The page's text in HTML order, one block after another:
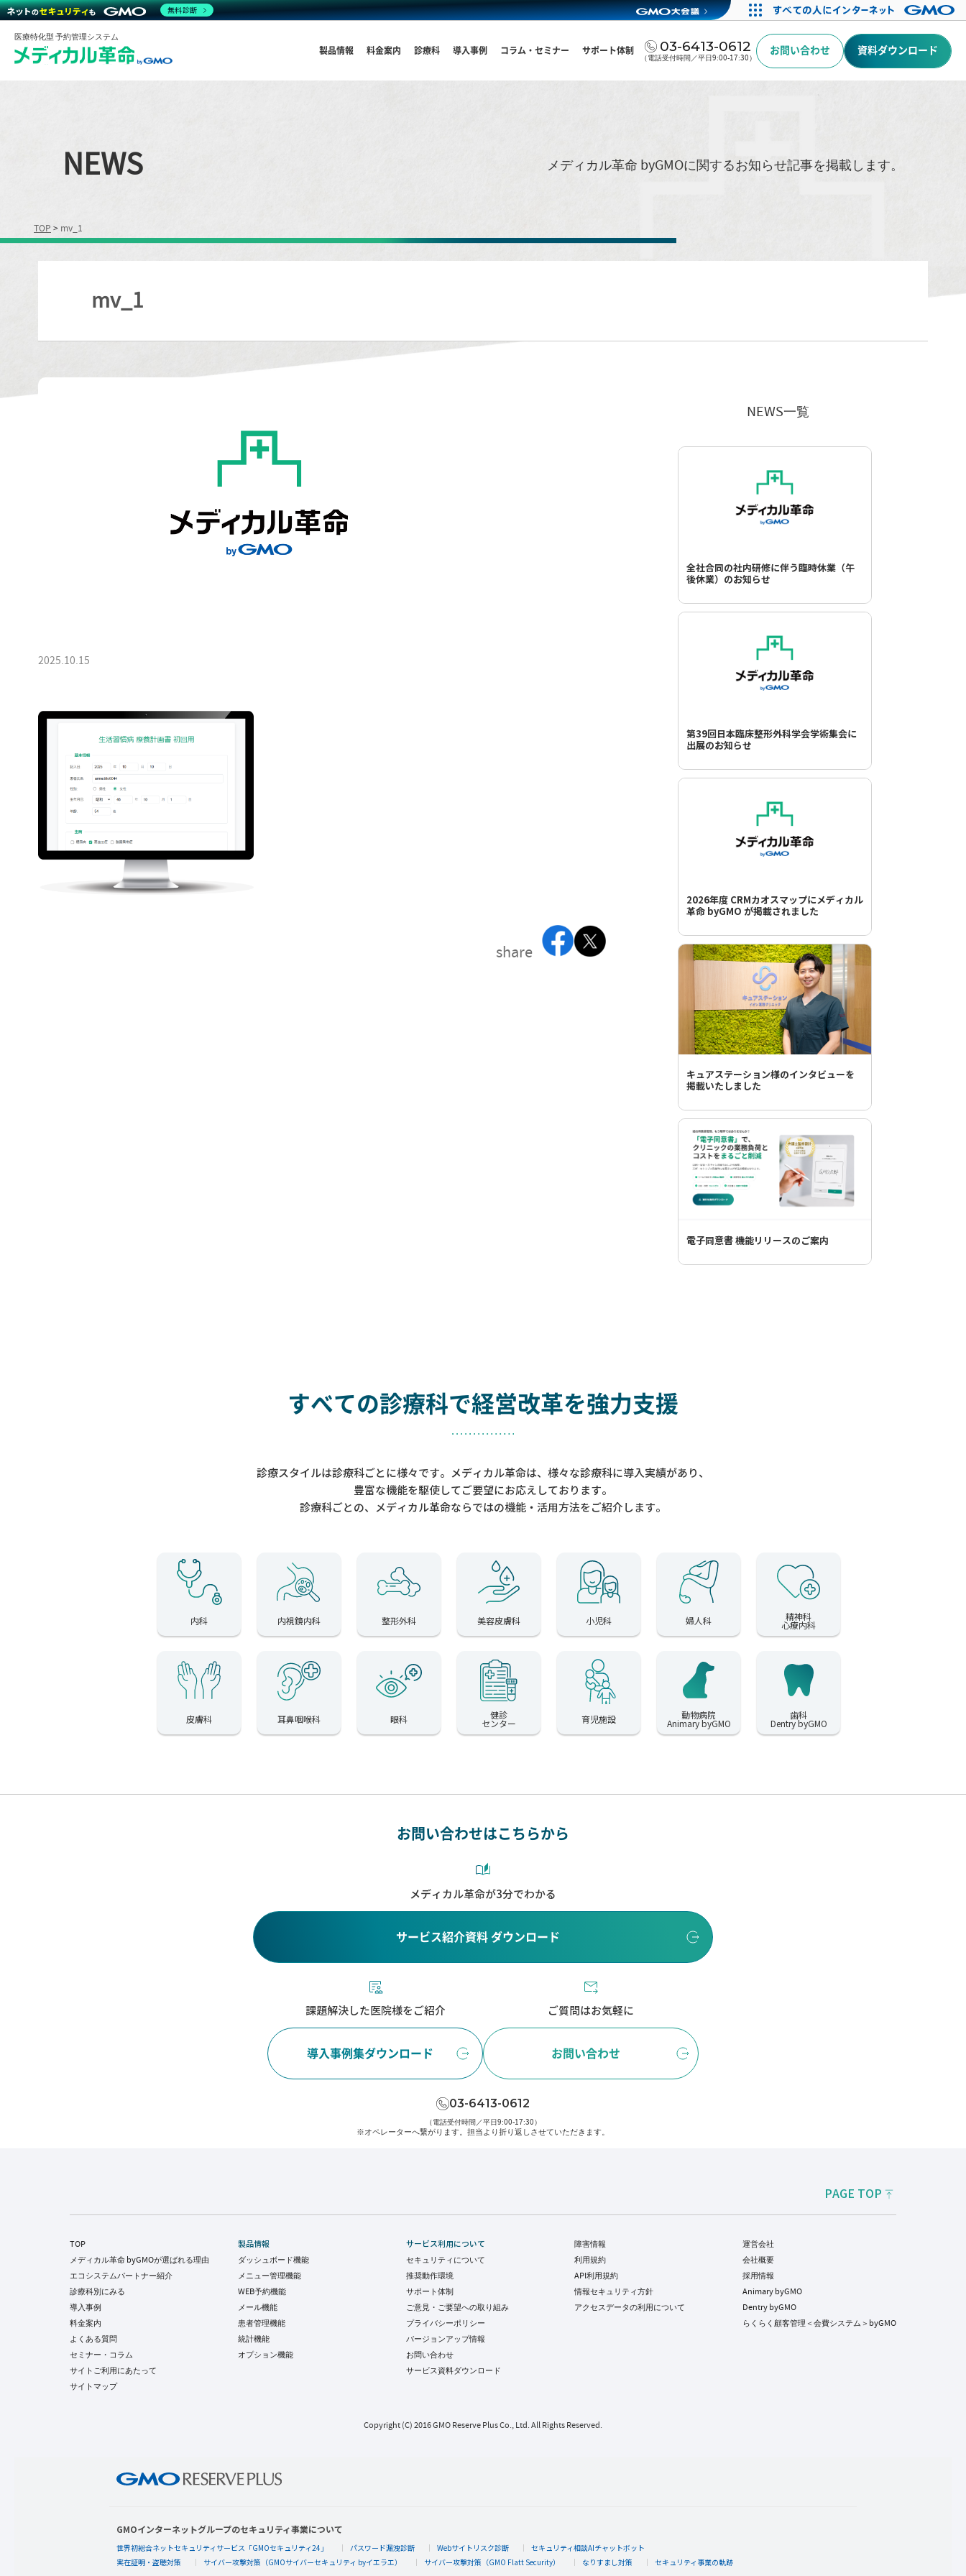
医療特化型 予約管理システム
製品情報 料金案内 診療科 導入事例 コラム・セミナー サポート体制 03-6413-0612
（電話受付時間／平日9:00-17:30）
お問い合わせ 資料ダウンロード
NEWS メディカル革命 byGMOに関するお知らせ記事を掲載します。
TOP > mv_1
mv_1
2025.10.15
share
NEWS一覧
全社合同の社内研修に伴う臨時休業（午
後休業）のお知らせ
第39回日本臨床整形外科学会学術集会に
出展のお知らせ
2026年度 CRMカオスマップにメディカル
革命 byGMO が掲載されました
キュアステーション様のインタビューを
掲載いたしました
電子同意書 機能リリースのご案内
すべての診療科で経営改革を強力支援
診療スタイルは診療科ごとに様々です。メディカル革命は、様々な診療科に導入実績があり、
豊富な機能を駆使してご要望にお応えしております。
診療科ごとの、メディカル革命ならではの機能・活用方法をご紹介します。
内科 内視鏡内科 整形外科 美容皮膚科 小児科 婦人科 精神科
心療内科
皮膚科 耳鼻咽喉科 眼科 健診
センター 育児施設 動物病院
Animary byGMO
歯科
Dentry byGMO
お問い合わせはこちらから
メディカル革命が3分でわかる
サービス紹介資料 ダウンロード
課題解決した医院様をご紹介
導入事例集ダウンロード
ご質問はお気軽に
お問い合わせ
03-6413-0612
（電話受付時間／平日9:00-17:30）
※オペレーターへ繋がります。 担当より折り返しさせていただきます。
PAGE TOP
TOP
メディカル革命 byGMOが選ばれる理由
エコシステムパートナー紹介
診療科別にみる
導入事例
料金案内
よくある質問
セミナー・コラム
サイトご利用にあたって
サイトマップ
製品情報
ダッシュボード機能
メニュー管理機能
WEB予約機能
メール機能
患者管理機能
統計機能
オプション機能
サービス利用について
セキュリティについて
推奨動作環境
サポート体制
ご意見・ご要望への取り組み
プライバシーポリシー
バージョンアップ情報
お問い合わせ
サービス資料ダウンロード
障害情報
利用規約
API利用規約
情報セキュリティ方針
アクセスデータの利用について
運営会社
会社概要
採用情報
Animary byGMO
Dentry byGMO
らくらく顧客管理＜会費システム＞byGMO
Copyright (C) 2016 GMO Reserve Plus Co., Ltd. All Rights Reserved.
GMOインターネットグループのセキュリティ事業について
世界初総合ネットセキュリティサービス「GMOセキュリティ24」 パスワード漏洩診断 Webサイトリスク診断
セキュリティ相談AIチャットボット
実在証明・盗聴対策
サイバー攻撃対策（GMOサイバーセキュリティ byイエラエ） サイバー攻撃対策（GMO Flatt Security） なりすまし対策 セキュリティ事業の軌跡
無料診断